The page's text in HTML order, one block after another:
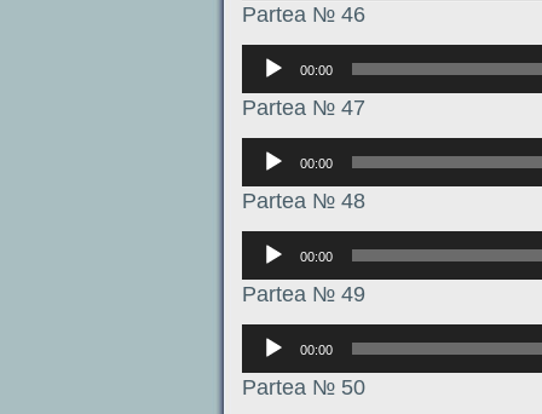
Partea № 46
Аудиоплеер
00:00
Partea № 47
Аудиоплеер
00:00
Partea № 48
Аудиоплеер
00:00
Partea № 49
Аудиоплеер
00:00
Partea № 50